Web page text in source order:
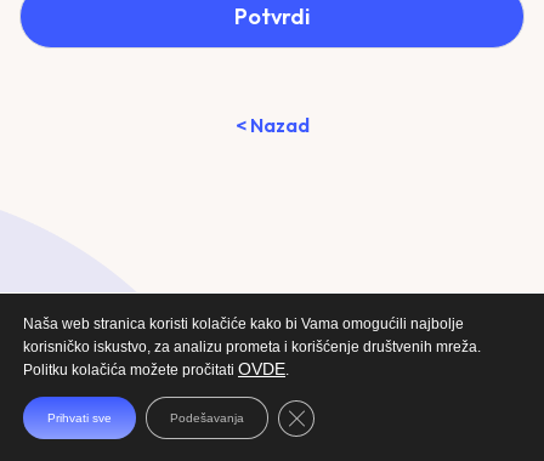
Potvrdi
< Nazad
Naša web stranica koristi kolačiće kako bi Vama omogućili najbolje
korisničko iskustvo, za analizu prometa i korišćenje društvenih mreža.
Politku kolačića možete pročitati OVDE.
Prihvati sve Podešavanja Close GDPR Cookie Banner